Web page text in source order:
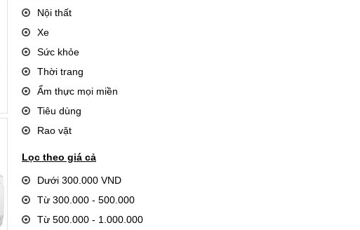
Nội thất
Xe
Sức khỏe
Thời trang
Ẩm thực mọi miền
Tiêu dùng
Rao vặt
Lọc theo giá cả
Dưới 300.000 VND
Từ 300.000 - 500.000
Từ 500.000 - 1.000.000